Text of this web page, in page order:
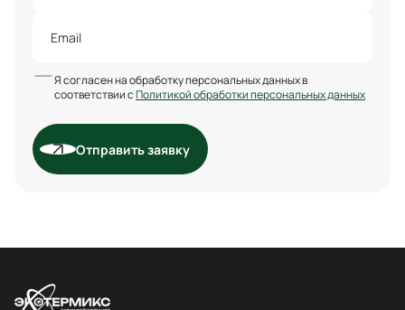
Я согласен на обработку персональных данных в
соответствии сПолитикой обработки персональных данных
Отправить заявку